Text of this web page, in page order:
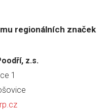
regionálních značek
z.s.
1